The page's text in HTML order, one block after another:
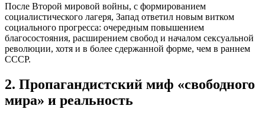
После Второй мировой войны, с формированием
социалистического лагеря, Запад ответил новым витком
социального прогресса: очередным повышением
благосостояния, расширением свобод и началом сексуальной
революции, хотя и в более сдержанной форме, чем в раннем
СССР.
2. Пропагандистский миф «свободного
мира» и реальность